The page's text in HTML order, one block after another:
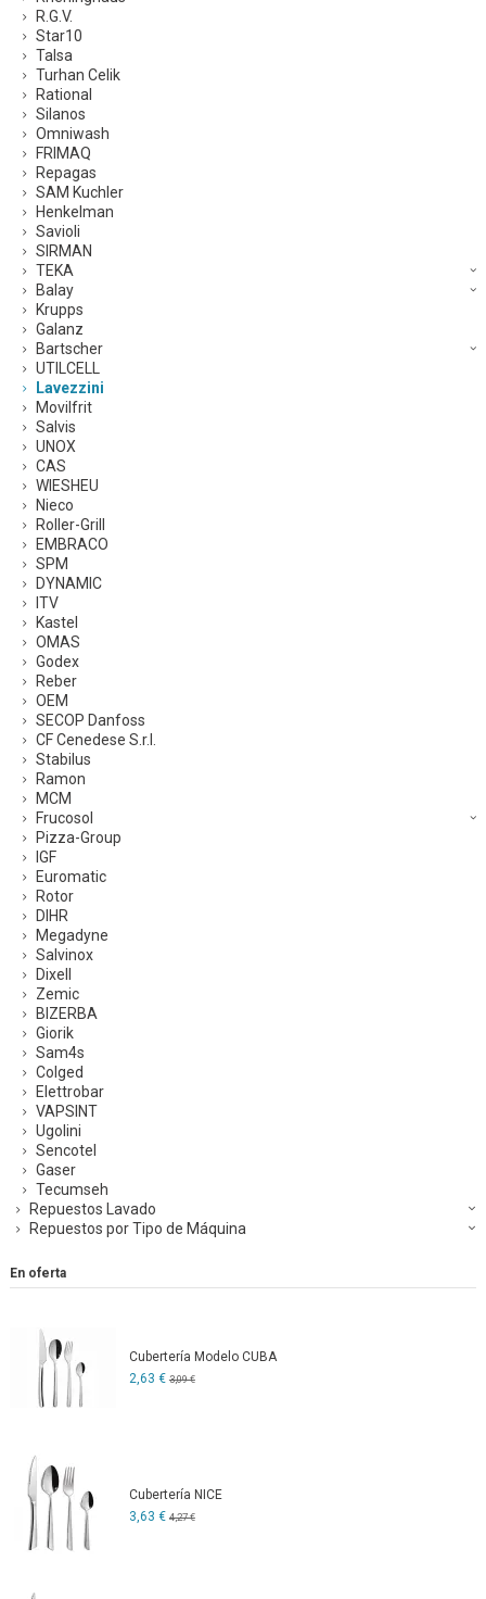
R.G.V.
Star10
Talsa
Turhan Celik
Rational
Silanos
Omniwash
FRIMAQ
Repagas
SAM Kuchler
Henkelman
Savioli
SIRMAN
TEKA
Balay
Krupps
Galanz
Bartscher
UTILCELL
Lavezzini
Movilfrit
Salvis
UNOX
CAS
WIESHEU
Nieco
Roller-Grill
EMBRACO
SPM
DYNAMIC
ITV
Kastel
OMAS
Godex
Reber
OEM
SECOP Danfoss
CF Cenedese S.r.l.
Stabilus
Ramon
MCM
Frucosol
Pizza-Group
IGF
Euromatic
Rotor
DIHR
Megadyne
Salvinox
Dixell
Zemic
BIZERBA
Giorik
Sam4s
Colged
Elettrobar
VAPSINT
Ugolini
Sencotel
Gaser
Tecumseh
Repuestos Lavado
Repuestos por Tipo de Máquina
En oferta
Cubertería Modelo CUBA
2,63 € 3,09 €
Cubertería NICE
3,63 € 4,27 €